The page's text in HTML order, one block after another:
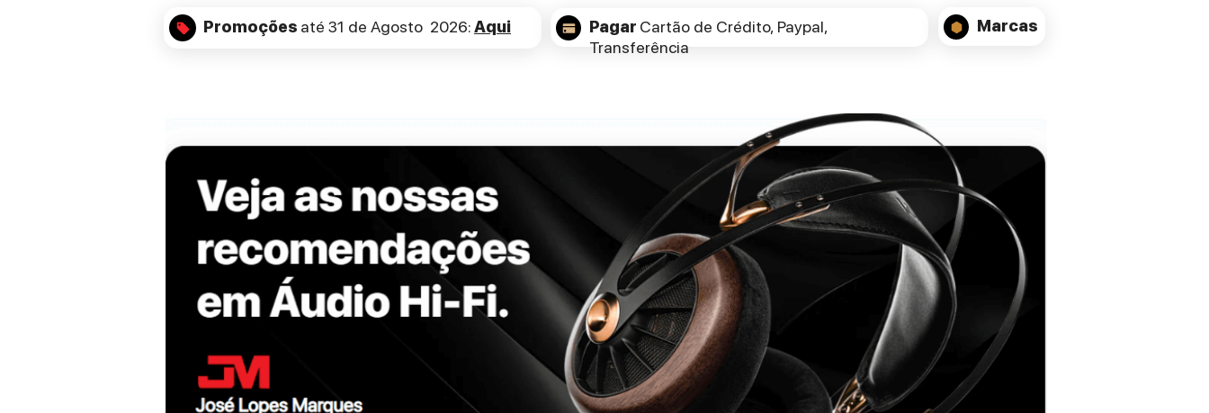
•Aumento de 55% no Headroom dinâmico
Promoções até 31 de Agosto 2026:Aqui Pagar Cartão de Crédito, Paypal,
Transferência
Marcas